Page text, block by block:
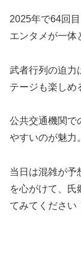
2025年で64回
エンタメが一体
武者行列の迫力
テージも楽しめ
公共交通機関で
やすいのが魅力。
当日は混雑が予
を心がけて、氏
てみてください